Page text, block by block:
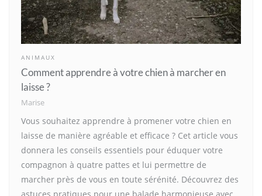
ANIMAUX
Comment apprendre à votre chien à marcher en
laisse ?
Marise
Vous souhaitez apprendre à promener votre chien en
laisse de manière agréable et efficace ? Cet article vous
donnera les conseils essentiels pour éduquer votre
compagnon à quatre pattes et lui permettre de
marcher près de vous en toute sérénité. Découvrez des